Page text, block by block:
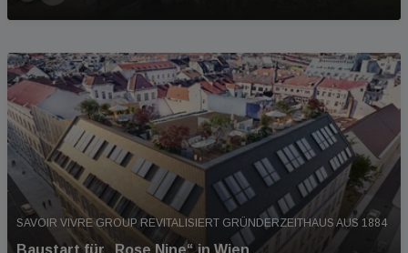
SAVOIR VIVRE GROUP REVITALISIERT GRÜNDERZEITHAUS AUS 1884